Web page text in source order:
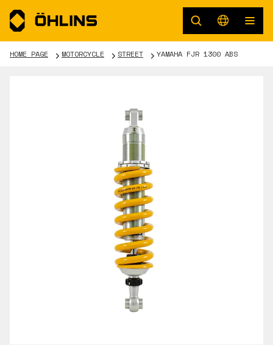
HOME PAGE MOTORCYCLE STREET YAMAHA FJR 1300 ABS